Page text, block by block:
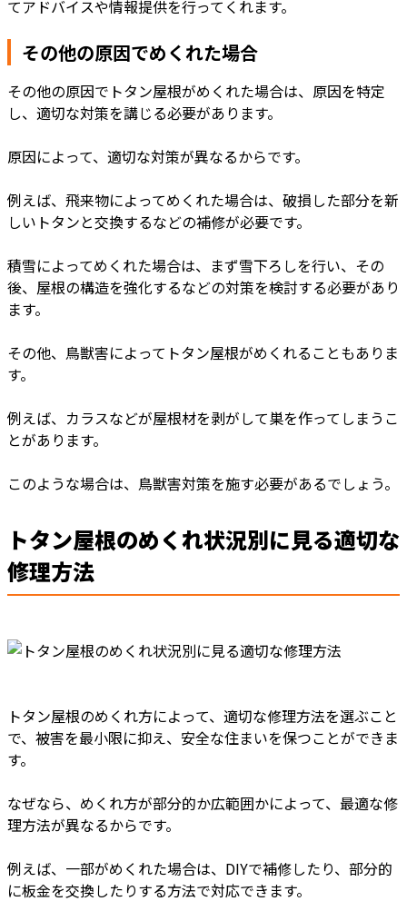
てアドバイスや情報提供を行ってくれます。
その他の原因でめくれた場合
その他の原因でトタン屋根がめくれた場合は、原因を特定
し、適切な対策を講じる必要があります。
原因によって、適切な対策が異なるからです。
例えば、飛来物によってめくれた場合は、破損した部分を新
しいトタンと交換するなどの補修が必要です。
積雪によってめくれた場合は、まず雪下ろしを行い、その
後、屋根の構造を強化するなどの対策を検討する必要があり
ます。
その他、鳥獣害によってトタン屋根がめくれることもありま
す。
例えば、カラスなどが屋根材を剥がして巣を作ってしまうこ
とがあります。
このような場合は、鳥獣害対策を施す必要があるでしょう。
トタン屋根のめくれ状況別に見る適切な
修理方法
トタン屋根のめくれ方によって、適切な修理方法を選ぶこと
で、被害を最小限に抑え、安全な住まいを保つことができま
す。
なぜなら、めくれ方が部分的か広範囲かによって、最適な修
理方法が異なるからです。
例えば、一部がめくれた場合は、DIYで補修したり、部分的
に板金を交換したりする方法で対応できます。